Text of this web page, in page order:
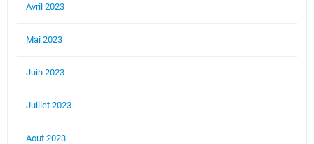
Avril 2023
Mai 2023
Juin 2023
Juillet 2023
Aout 2023